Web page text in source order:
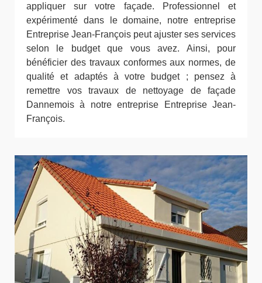
appliquer sur votre façade. Professionnel et
expérimenté dans le domaine, notre entreprise
Entreprise Jean-François peut ajuster ses services
selon le budget que vous avez. Ainsi, pour
bénéficier des travaux conformes aux normes, de
qualité et adaptés à votre budget ; pensez à
remettre vos travaux de nettoyage de façade
Dannemois à notre entreprise Entreprise Jean-
François.